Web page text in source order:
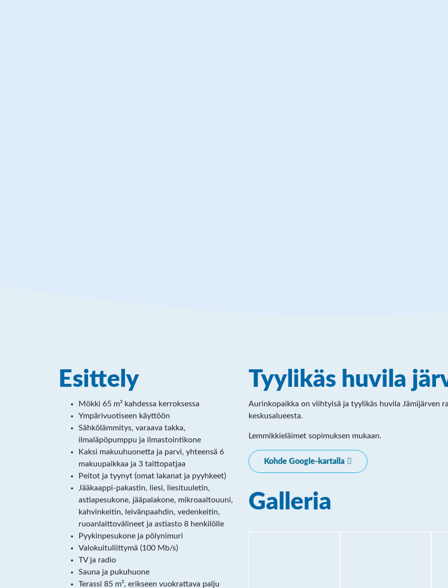
Esittely
Mökki 65 m² kahdessa kerroksessa
Ympärivuotiseen käyttöön
Sähkölämmitys, varaava takka,
ilmaläpöpumppu ja ilmastointikone
Kaksi makuuhuonetta ja parvi, yhteensä 6
makuupaikkaa ja 3 taittopatjaa
Peitot ja tyynyt (omat lakanat ja pyyhkeet)
Jääkaappi-pakastin, liesi, liesituuletin,
astiapesukone, jääpalakone, mikroaaltouuni,
kahvinkeitin, leivänpaahdin, vedenkeitin,
ruoanlaittovälineet ja astiasto 8 henkilölle
Pyykinpesukone ja pölynimuri
Valokuituliittymä (100 Mb/s)
TV ja radio
Sauna ja pukuhuone
Terassi 85 m², erikseen vuokrattava palju
Tyylikäs huvila
Aurinkopaikka on viihtyisä ja tyylikäs huvila Jämijärven
keskusalueesta.
Lemmikkieläimet sopimuksen mukaan.
Kohde Google-kartalla
Galleria